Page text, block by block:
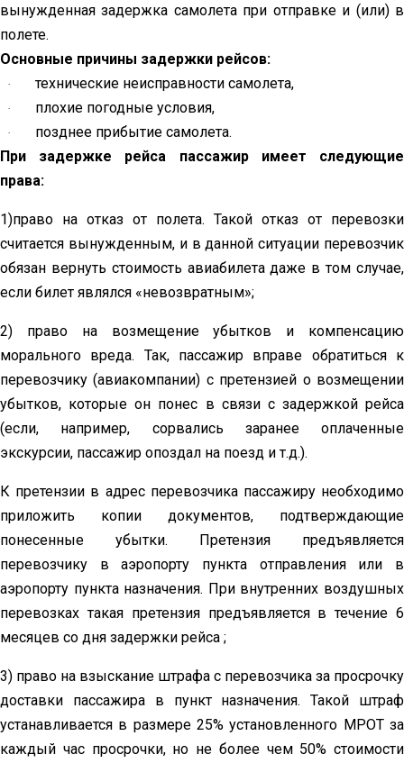
вынужденная задержка самолета при отправке и (или) в
полете.
Основные причины задержки рейсов:
· технические неисправности самолета,
· плохие погодные условия,
·
позднее прибытие самолета.
При задержке рейса пассажир имеет следующие
права:
1)право на отказ от полета. Такой отказ от перевозки
считается вынужденным, и в данной ситуации перевозчик
обязан вернуть стоимость авиабилета даже в том случае,
если билет являлся «невозвратным»;
2) право на возмещение убытков и компенсацию
морального вреда. Так, пассажир вправе обратиться к
перевозчику (авиакомпании) с претензией о возмещении
убытков, которые он понес в связи с задержкой рейса
(если, например, сорвались заранее оплаченные
экскурсии, пассажир опоздал на поезд и т.д.).
К претензии в адрес перевозчика пассажиру необходимо
приложить копии документов, подтверждающие
понесенные убытки. Претензия предъявляется
перевозчику в аэропорту пункта отправления или в
аэропорту пункта назначения. При внутренних воздушных
перевозках такая претензия предъявляется в течение 6
месяцев со дня задержки рейса ;
3) право на взыскание штрафа с перевозчика за просрочку
доставки пассажира в пункт назначения. Такой штраф
устанавливается в размере 25% установленного МРОТ за
каждый час просрочки, но не более чем 50% стоимости